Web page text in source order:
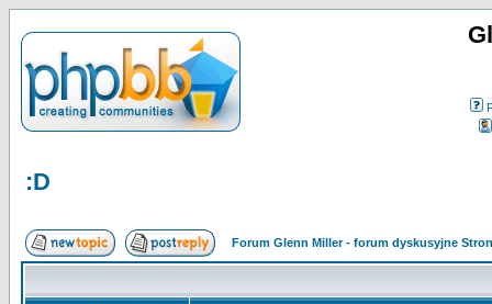
:D
Forum Glenn Miller - forum dyskusyjne